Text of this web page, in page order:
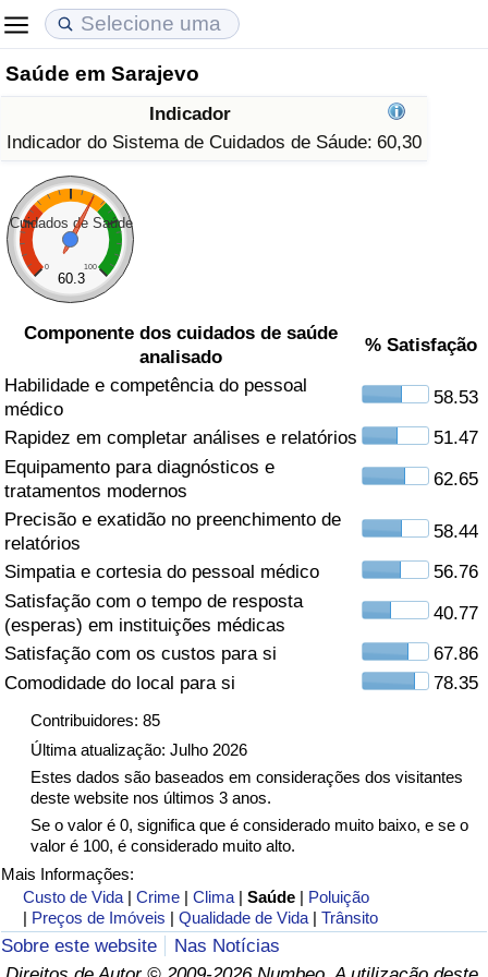
Saúde em Sarajevo
Indicador
Indicador do Sistema de Cuidados de Sáude: 60,30
Cuidados de Saúde
0 100
60.3
Componente dos cuidados de saúde
analisado
% Satisfação
Habilidade e competência do pessoal
médico
58.53
Rapidez em completar análises e relatórios
51.47
Equipamento para diagnósticos e
tratamentos modernos
62.65
Precisão e exatidão no preenchimento de
relatórios
58.44
Simpatia e cortesia do pessoal médico
56.76
Satisfação com o tempo de resposta
(esperas) em instituições médicas
40.77
Satisfação com os custos para si
67.86
Comodidade do local para si
78.35
Contribuidores: 85
Última atualização: Julho 2026
Estes dados são baseados em considerações dos visitantes
deste website nos últimos 3 anos.
Se o valor é 0, significa que é considerado muito baixo, e se o
valor é 100, é considerado muito alto.
Mais Informações:
Custo de Vida |Crime |Clima |Saúde | Poluição
| Preços de Imóveis |Qualidade de Vida |Trânsito
Sobre este website
Nas Notícias
Custo de Vida
Indicador de Custo de Vida (Atual)
Indicador de Custo de Vida
Indicador de Custo de Vida Por País
em Aqaba
Preços de Imóveis
Indicador de Preços de Imóveis (Atual)
Indicador de Preços de Imóveis
Indicador de Preços de Imóveis por País
Qualidade de Vida
Indicador de Qualidade de Vida
Indicador de Qualidade de Vida (Atual)
Índice de qualidade de vida por país
Crime
Taxa do Indicador de Crime (Atual)
Indicador de Crime
Índice de criminalidade por país
Saúde
Indicador de Saúde (Atual)
Indicador de Saúde
Indicador de Saúde por País
Poluição
Indicador de Poluição (Atual)
Índice de poluição
Indicador de Poluição por País
Trânsito